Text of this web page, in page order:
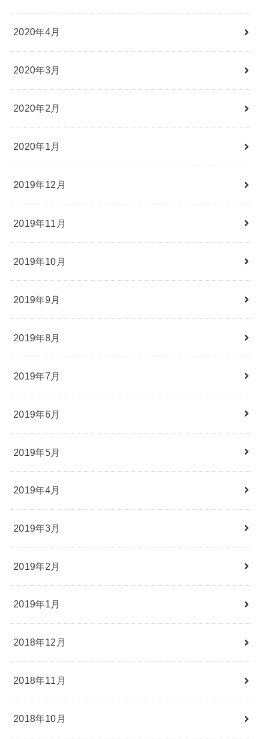
2020年4月
2020年3月
2020年2月
2020年1月
2019年12月
2019年11月
2019年10月
2019年9月
2019年8月
2019年7月
2019年6月
2019年5月
2019年4月
2019年3月
2019年2月
2019年1月
2018年12月
2018年11月
2018年10月